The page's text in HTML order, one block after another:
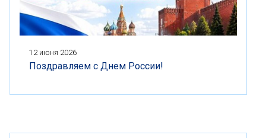
12 июня 2026
Поздравляем с Днем России!